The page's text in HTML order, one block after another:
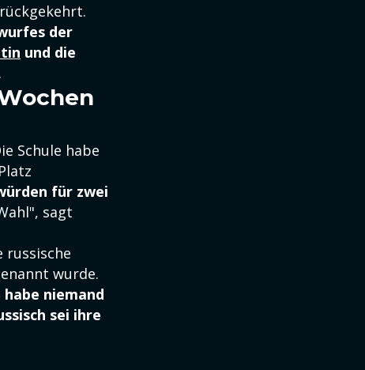
der
und die
.
Schule habe
für zwei
sagt
russische
wurde.
habe niemand
sei ihre